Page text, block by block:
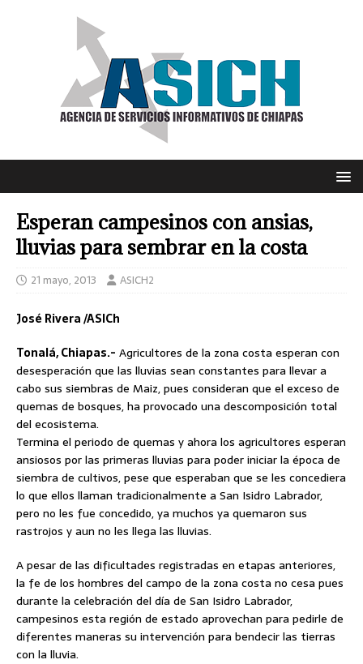
Esperan campesinos con ansias,
lluvias para sembrar en la costa
21 mayo, 2013 ASICH2
José Rivera /ASICh
Tonalá, Chiapas.- Agricultores de la zona costa esperan con
desesperación que las lluvias sean constantes para llevar a
cabo sus siembras de Maiz, pues consideran que el exceso de
quemas de bosques, ha provocado una descomposición total
del ecosistema.
Termina el periodo de quemas y ahora los agricultores esperan
ansiosos por las primeras lluvias para poder iniciarla época de
siembra de cultivos, pese que esperaban que se les concediera
lo que ellos llaman tradicionalmente a San Isidro Labrador,
pero no les fue concedido, ya muchos ya quemaron sus
rastrojos y aun no les llega las lluvias.
A pesar de las dificultades registradas en etapas anteriores,
la fe de los hombres del campo de la zona costa no cesa pues
durante la celebración del día de San Isidro Labrador,
campesinos esta región de estado aprovechan para pedirle de
diferentes maneras su intervención para bendecir las tierras
con la lluvia.